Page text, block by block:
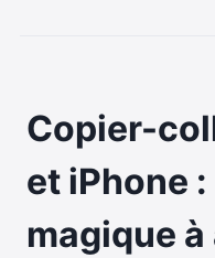
Copier-
et iPhone
magique